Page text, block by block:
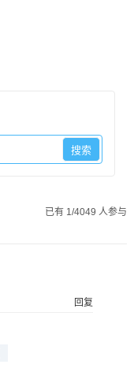
已有 1/4049 人参与
回复